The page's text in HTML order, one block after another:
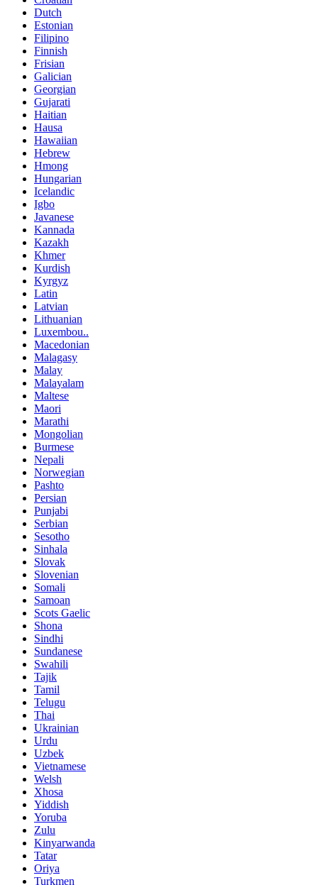
Dutch
Estonian
Filipino
Finnish
Frisian
Galician
Georgian
Gujarati
Haitian
Hausa
Hawaiian
Hebrew
Hmong
Hungarian
Icelandic
Igbo
Javanese
Kannada
Kazakh
Khmer
Kurdish
Kyrgyz
Latin
Latvian
Lithuanian
Luxembou..
Macedonian
Malagasy
Malay
Malayalam
Maltese
Maori
Marathi
Mongolian
Burmese
Nepali
Norwegian
Pashto
Persian
Punjabi
Serbian
Sesotho
Sinhala
Slovak
Slovenian
Somali
Samoan
Scots Gaelic
Shona
Sindhi
Sundanese
Swahili
Tajik
Tamil
Telugu
Thai
Ukrainian
Urdu
Uzbek
Vietnamese
Welsh
Xhosa
Yiddish
Yoruba
Zulu
Kinyarwanda
Tatar
Oriya
Turkmen